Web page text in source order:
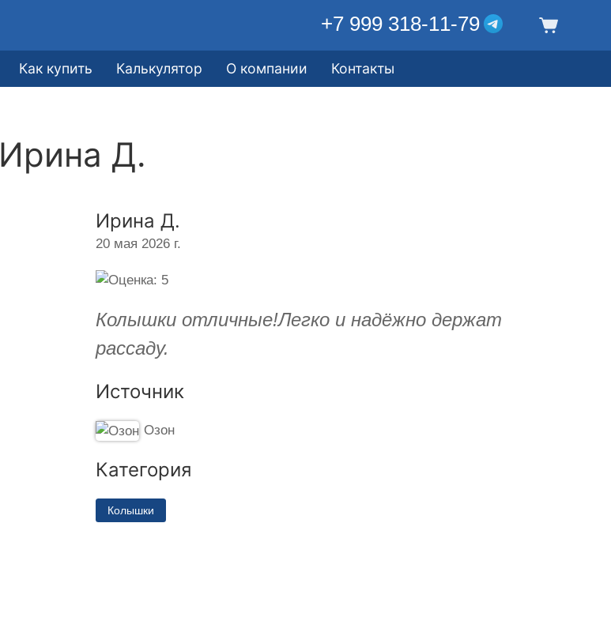
+7 999 318-11-79
Как купить Калькулятор О компании Контакты
Ирина Д.
Ирина Д.
20 мая 2026 г.
Колышки отличные!Легко и надёжно держат
рассаду.
Источник
Озон
Категория
Колышки